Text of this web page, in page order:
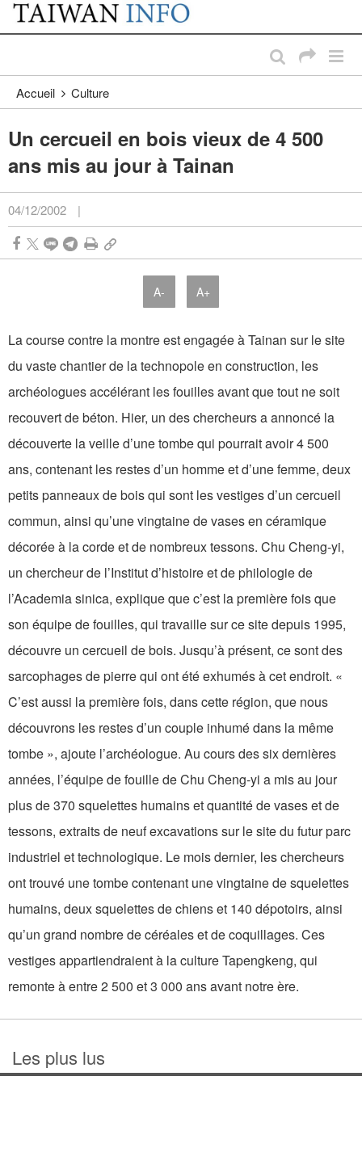
Passer au contenu principal
:::
Accueil Culture
Un cercueil en bois vieux de 4 500
ans mis au jour à Tainan
04/12/2002 |
A- A+
La course contre la montre est engagée à Tainan sur le site
du vaste chantier de la technopole en construction, les
archéologues accélérant les fouilles avant que tout ne soit
recouvert de béton. Hier, un des chercheurs a annoncé la
découverte la veille d’une tombe qui pourrait avoir 4 500
ans, contenant les restes d’un homme et d’une femme, deux
petits panneaux de bois qui sont les vestiges d’un cercueil
commun, ainsi qu’une vingtaine de vases en céramique
décorée à la corde et de nombreux tessons. Chu Cheng-yi,
un chercheur de l’Institut d’histoire et de philologie de
l’Academia sinica, explique que c’est la première fois que
son équipe de fouilles, qui travaille sur ce site depuis 1995,
découvre un cercueil de bois. Jusqu’à présent, ce sont des
sarcophages de pierre qui ont été exhumés à cet endroit. «
C’est aussi la première fois, dans cette région, que nous
découvrons les restes d’un couple inhumé dans la même
tombe », ajoute l’archéologue. Au cours des six dernières
années, l’équipe de fouille de Chu Cheng-yi a mis au jour
plus de 370 squelettes humains et quantité de vases et de
tessons, extraits de neuf excavations sur le site du futur parc
industriel et technologique. Le mois dernier, les chercheurs
ont trouvé une tombe contenant une vingtaine de squelettes
humains, deux squelettes de chiens et 140 dépotoirs, ainsi
qu’un grand nombre de céréales et de coquillages. Ces
vestiges appartiendraient à la culture Tapengkeng, qui
remonte à entre 2 500 et 3 000 ans avant notre ère.
Les plus lus